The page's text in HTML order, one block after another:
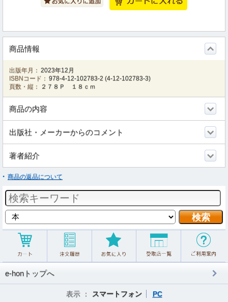
商品情報
出版年月： 2023年12月
ISBNコード： 978-4-12-102783-2 (4-12-102783-3)
頁数・縦：
２７８Ｐ １８ｃｍ
商品の内容
出版社・メーカーからのコメント
著者紹介
商品の返品について
e-honトップへ
表示 ： スマートフォン PC